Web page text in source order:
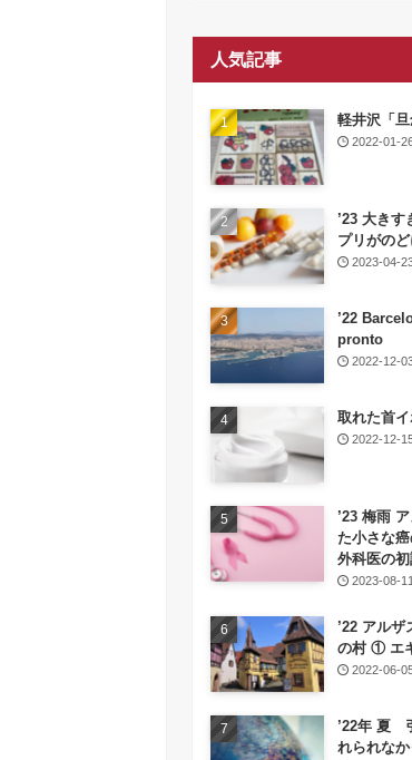
人気記事
軽井沢「
2022-01-
’23 大き
プリがの
2023-04-
’22
pronto
2022-12-
取れた首
2022-12-
’23 梅雨
た小さな
外科医の初
2023-08-11
’22 アル
の村 ① エ
2022-06-
’22年 夏
れられな